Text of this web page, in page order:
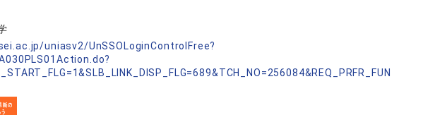
uniasv2/UnSSOLoginControlFree?